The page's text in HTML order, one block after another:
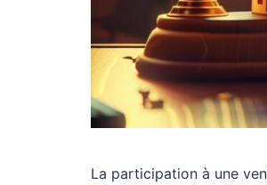
La participation à une